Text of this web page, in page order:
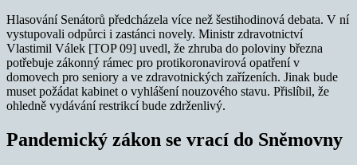
Hlasování Senátorů předcházela více než šestihodinová debata. V ní
vystupovali odpůrci i zastánci novely. Ministr zdravotnictví
Vlastimil Válek [TOP 09] uvedl, že zhruba do poloviny března
potřebuje zákonný rámec pro protikoronavirová opatření v
domovech pro seniory a ve zdravotnických zařízeních. Jinak bude
muset požádat kabinet o vyhlášení nouzového stavu. Přislíbil, že
ohledně vydávání restrikcí bude zdrženlivý.
Pandemický zákon se vrací do Sněmovny